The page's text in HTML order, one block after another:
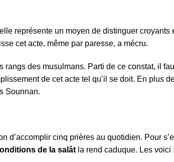
représente un moyen de distinguer croyants
cet acte, même par paresse, a mécru.
rangs des musulmans. Parti de ce constat, il
de cet acte tel qu’il se doit. En plus
Sounnan.
d’accomplir cinq prières au quotidien. Pour
de la salât la rend caduque. Les voici :